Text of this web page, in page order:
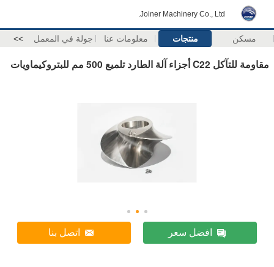
Joiner Machinery Co., Ltd.
مسكن منتجات معلومات عنا جولة في المعمل >>
مقاومة للتآكل C22 أجزاء آلة الطارد تلميع 500 مم للبتروكيماويات
افضل سعر اتصل بنا